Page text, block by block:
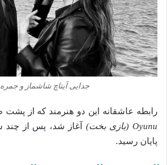
جدایی آیتاچ شاشماز و
رابطه عاشقانه این دو هنرمند که از
Oyunu (بازی بخت)
آغاز شد، پس از چند
پایان رسید.